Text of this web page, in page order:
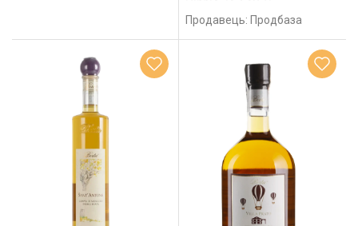
Продавець: Продбаза